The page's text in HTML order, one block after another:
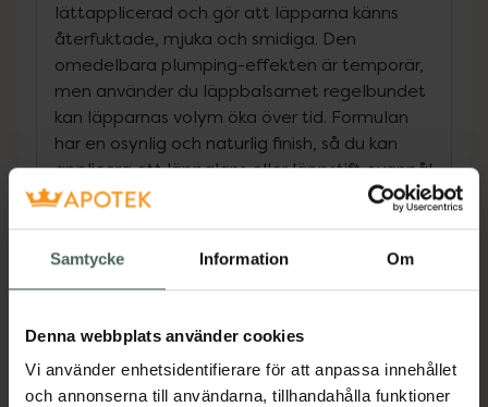
Samtycke Information Om
Denna webbplats använder cookies
Vi använder enhetsidentifierare för att anpassa innehållet
och annonserna till användarna, tillhandahålla funktioner
lättapplicerad och gör att läpparna känns
återfuktade, mjuka och smidiga. Den
omedelbara plumping-effekten är temporär,
men använder du läppbalsamet regelbundet
kan läpparnas volym öka över tid. Formulan
har en osynlig och naturlig finish, så du kan
applicera ett läppglans eller läppstift ovanpå!
En lätt doft av pepparmynta ger en fräsch
för sig själv, som en primer eller som en
läppbehandling under natten.
• Plumpande och återfuktande lip balm
• Synbar effekt direkt och över tid
• Gör linjer och rynkor mindre synliga